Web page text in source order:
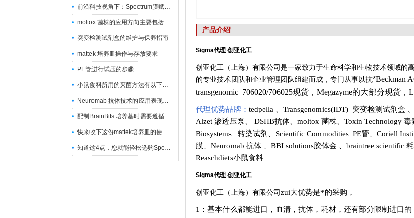
前沿科技视角下：Spectrum膜赋能精密制造
moltox 菌株的应用方向主要包括以下几个方面
突变检测试剂盒的维护与保养指南
mattek 培养皿操作与存放要求
PE管进行试压的步骤
小鼠食料所用的灭菌方法有以下三种
Neuromab 抗体技术的应用表现在这几方面
配制BrainBits 培养基时需要遵循的原则
快来收下这份mattek培养皿的使用指南
知道这4点，您就能轻松选购Spectrum 膜
产品介绍
Sigma代理 创亚化工
创亚化工（上海）有限公司是一家致力于生命科学和生物技术领域的
的专业技术团队和企业管理团队组建而成，专门从事以抗*Beckman
transgenomic 706020/706025现货，Megazyme的大部分现货，
代理优势品牌： tedpella Transgenomics(IDT) 突变检测试剂盒
Alzet 渗透压泵
DSHB抗体 moltox 菌株 Toxin Technology 毒
Biosystems 转染试剂
Scientific Commodities PE管 Coriell
膜
Neuromab 抗体 BBI solutions胶体金 braintree scientific
Reaschdiets小鼠食料
Sigma代理 创亚化工
创亚化工（上海）有限公司zui大优势是*的采购，
1：基本什么都能进口，血清，抗体，耗材，还有部分限制进口的